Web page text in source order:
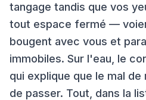
tangage tandis que vos
tout espace fermé —
bougent avec vous et
immobiles. Sur l'eau, le
qui explique que le mal
de passer. Tout, dans la